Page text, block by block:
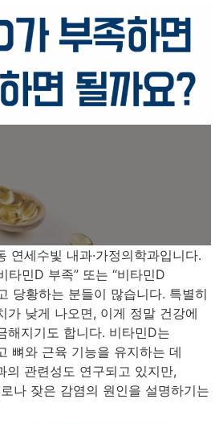
연세수빛 내과·가정의학과입니다.
타민D 부족” 또는 “비타민D
당황하는 분들이 많습니다. 특별히
가 낮게 나오면, 이게 정말 건강에
해지기도 합니다. 비타민D는
뼈와 근육 기능을 유지하는 데
의 관련성도 연구되고 있지만,
나 잦은 감염의 원인을 설명하기는